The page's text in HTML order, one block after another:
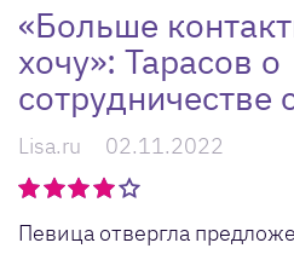
«Больше
хочу»: Тарасов о
сотрудничестве
Lisa.ru 02.11.2022
Певица отвергла